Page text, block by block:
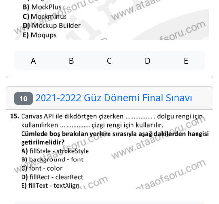
A B C D E
10 2021-2022 Güz Dönemi Final Sınavı